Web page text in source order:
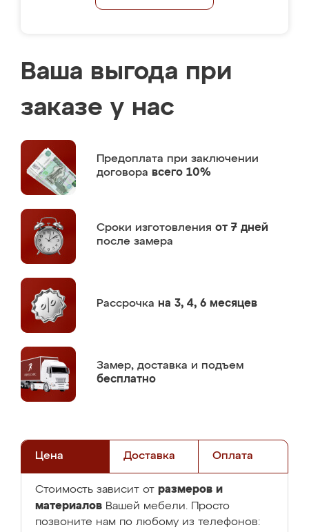
Ваша выгода при
заказе у нас
Предоплата при заключении
договора всего 10%
Сроки изготовления от 7 дней
после замера
Рассрочка на 3, 4, 6 месяцев
Замер, доставка и подъем
бесплатно
Цена Доставка Оплата
Стоимость зависит от размеров и
материалов Вашей мебели. Просто
позвоните нам по любому из телефонов: